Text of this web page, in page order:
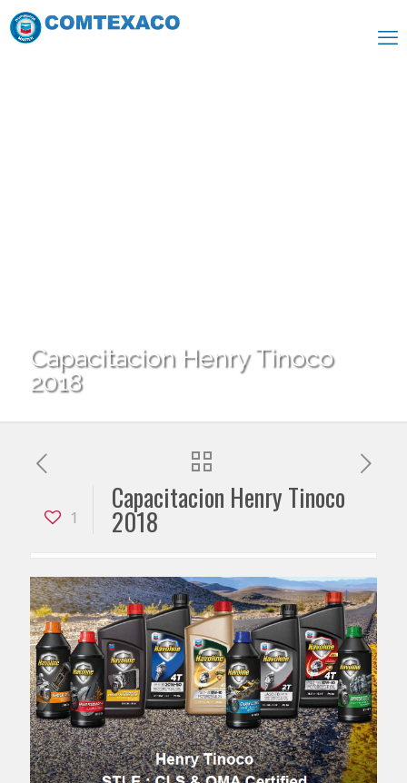
Capacitacion Henry Tinoco
2018
1
Capacitacion Henry Tinoco
2018